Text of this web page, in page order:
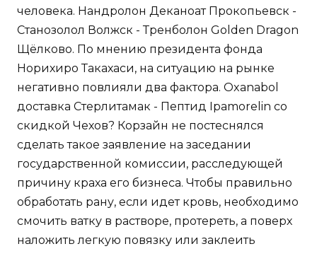
человека. Нандролон Деканоат Прокопьевск -
Станозолол Волжск - Тренболон Golden Dragon
Щёлково. По мнению президента фонда
Норихиро Такахаси, на ситуацию на рынке
негативно повлияли два фактора. Oxanabol
доставка Стерлитамак - Пептид Ipamorelin со
скидкой Чехов? Корзайн не постеснялся
сделать такое заявление на заседании
государственной комиссии, расследующей
причину краха его бизнеса. Чтобы правильно
обработать рану, если идет кровь, необходимо
смочить ватку в растворе, протереть, а поверх
наложить легкую повязку или заклеить